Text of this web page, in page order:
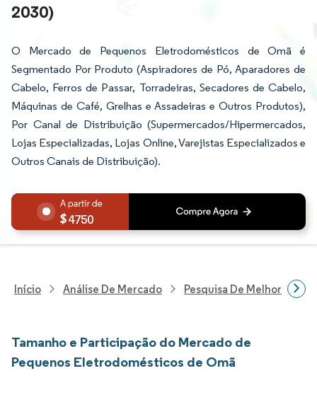
2030)
O Mercado de Pequenos Eletrodomésticos de Omã é
Segmentado Por Produto (Aspiradores de Pó, Aparadores de
Cabelo, Ferros de Passar, Torradeiras, Secadores de Cabelo,
Máquinas de Café, Grelhas e Assadeiras e Outros Produtos),
Por Canal de Distribuição (Supermercados/Hipermercados,
Lojas Especializadas, Lojas Online, Varejistas Especializados e
Outros Canais de Distribuição).
4750
Início Análise De Mercado Pesquisa De Melhorias
Tamanho e Participação do Mercado de
Pequenos Eletrodomésticos de Omã